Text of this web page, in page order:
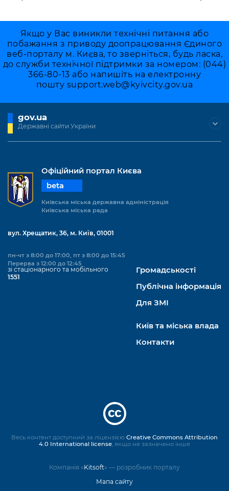
Якщо у Вас виникли технічні питання або
побажання з приводу доопрацювання Єдиного
веб-порталу м. Києва, то зверніться, будь ласка,
до служби технічної підтримки за номером: (044)
366-80-13 або напишіть на електронну
пошту support.web@kyivcity.gov.ua
gov.ua
Державні сайти України
Офіційний портал Києва
beta
Київська міська державна адміністрація
Київська міська рада
вул. Хрещатик, 36, м. Київ, 01001
пн-чт з 8:00 до 17:00, пт з 8:00 до 15:45
Перерва з 12:00 до 12:45
зі стаціонарного та мобільного
1551
Громадськості
Публічна інформація
Для ЗМІ
Київ та міська влада
Контакти
Компанія «Kitsoft» — розробник порталу
Мапа сайту
Весь контент доступний за ліцензією Creative Commons Attribution
4.0 International license, якщо не зазначено інше